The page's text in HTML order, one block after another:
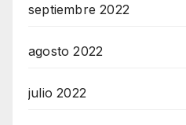
septiembre 2022
agosto 2022
julio 2022